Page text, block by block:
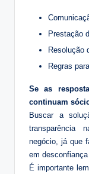
Prestação
Resolução
Regras
Se as
continuam
Buscar a
transparência
negócio, já que
em desconfiança
É importante